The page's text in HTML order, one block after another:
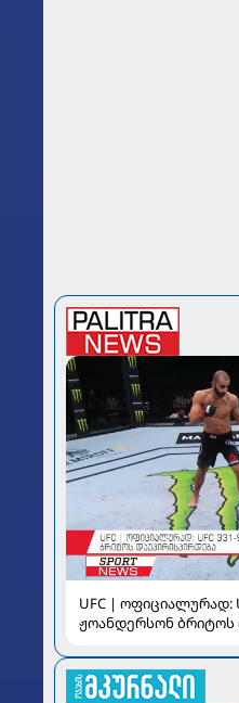
UFC | ოფიციალურად:
ჟოანდერსონ ბრიტოს